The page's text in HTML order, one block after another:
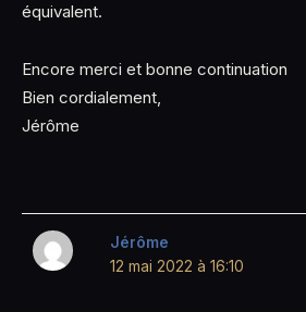
équivalent.
Encore merci et bonne continuation
Bien cordialement,
Jérôme
Jérôme
12 mai 2022 à 16:10